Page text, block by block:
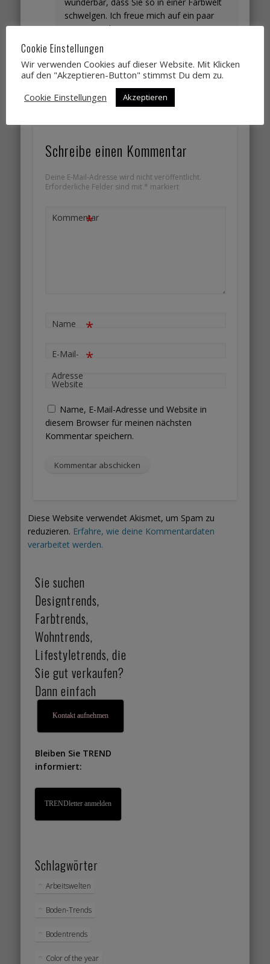
schwelgen. Ich freue mich auf ein paar
Fotos von Ihnen.
Herzliche Grüße Gabriela Kaiser
Antworten
Schreibe einen Kommentar
Deine E-Mail-Adresse wird nicht veröffentlicht.
Erforderliche Felder sind mit * markiert
Kommentar
*
Name *
E-Mail-
Adresse
*
Website
Name, E-Mail-Adresse und Website in
diesem Browser für meinen nächsten
Kommentar speichern.
Diese Website verwendet Akismet, um Spam zu
reduzieren. Erfahre, wie deine Kommentardaten
verarbeitet werden.
Sie suchen
Designtrends,
Farbtrends,
Wohntrends,
Lifestyletrends, die
Sie gut verkaufen?
Dann einfach
Kontakt aufnehmen
Bleiben Sie TREND
informiert:
TRENDletter anmelden
Schlagwörter
Arbeitswelten
Boden-Trends
Bodentrends
Color of the year
Cookie Einstellungen
Wir verwenden Cookies auf dieser Website. Mit Klicken
auf den "Akzeptieren-Button" stimmst Du dem zu.
Cookie Einstellungen
Akzeptieren